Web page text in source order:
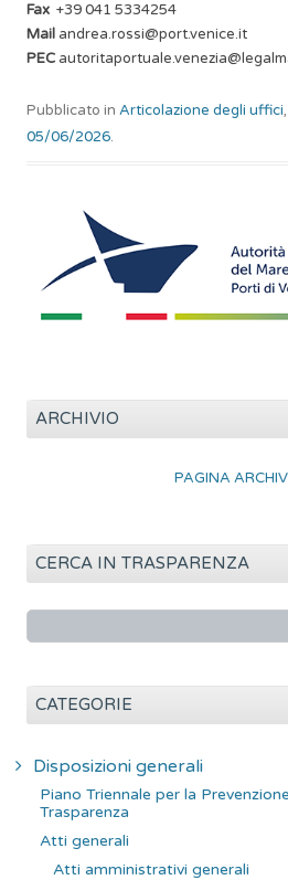
Fax +39 041 5334254
Mail andrea.rossi@port.venice.it
PEC
Pubblicato in Articolazione degli uffici,
05/06/2026.
ARCHIVIO
PAGINA
CERCA IN TRASPARENZA
r
CATEGORIE
Disposizioni generali
Piano Triennale per la
Trasparenza
Atti generali
Atti amministrativi generali